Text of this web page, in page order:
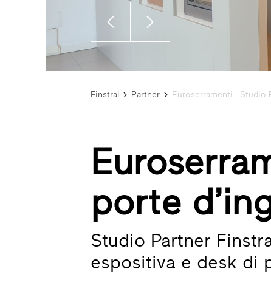
Finstral Partner Euroserramenti - Studio
porte
Studio Partner
espositiva e desk di